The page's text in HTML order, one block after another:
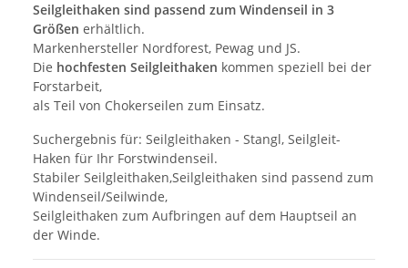
Seilgleithaken sind passend zum Windenseil in 3
Größen erhältlich.
Markenhersteller Nordforest, Pewag und JS.
Die hochfesten Seilgleithaken kommen speziell bei der
Forstarbeit,
als Teil von Chokerseilen zum Einsatz.
Suchergebnis für: Seilgleithaken - Stangl, Seilgleit-
Haken für Ihr Forstwindenseil.
Stabiler Seilgleithaken,Seilgleithaken sind passend zum
Windenseil/Seilwinde,
Seilgleithaken zum Aufbringen auf dem Hauptseil an
der Winde.